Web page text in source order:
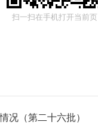
扫一扫在手机打开当前页
况（第二十六批）